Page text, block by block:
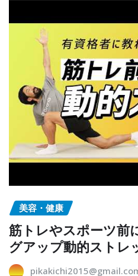
美容・健康
筋トレやスポーツ前
グアップ動的ストレ